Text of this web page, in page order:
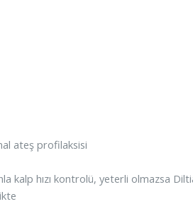
ateş profilaksisi
kalp hızı kontrolü, yeterli olmazsa